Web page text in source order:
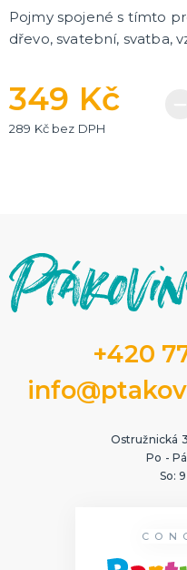
Pojmy spojené s tímto
dřevo, svatební, svatba,
349 Kč
289 Kč bez DPH
+420
Ostružnická
Po -
So: